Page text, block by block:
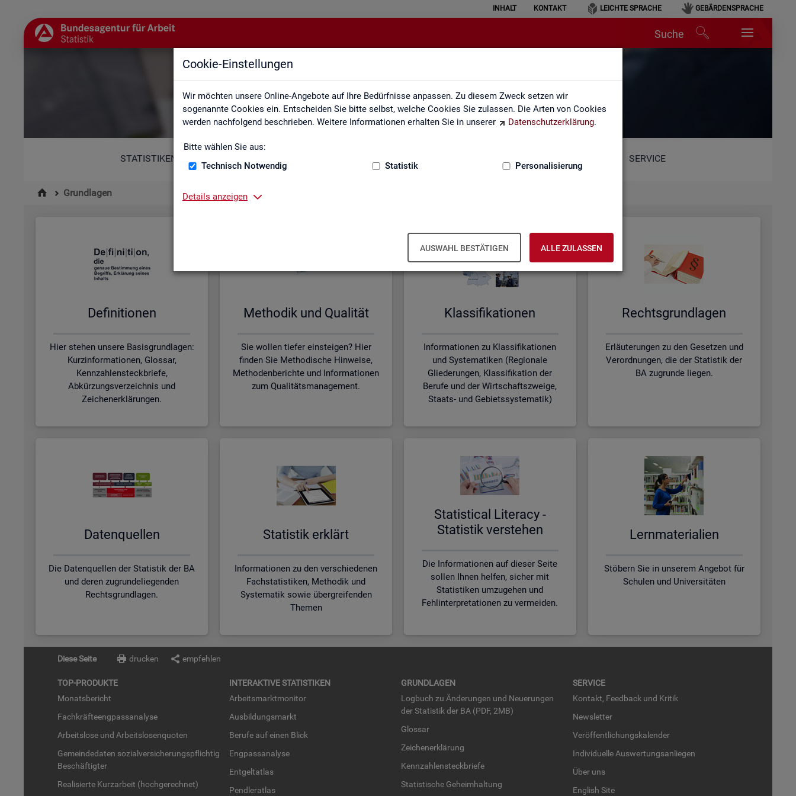
Cookie-Einstellungen
Wir möchten unsere Online-Angebote auf Ihre Bedürfnisse anpassen. Zu diesem Zweck setzen wir
sogenannte Cookies ein. Entscheiden Sie bitte selbst, welche Cookies Sie zulassen. Die Arten von Cookies
werden nachfolgend beschrieben. Weitere Informationen erhalten Sie in unserer
Datenschutzerklärung.
Bitte wählen Sie aus:
Technisch Notwendig
Statistik Personalisierung
Details anzeigen
AUSWAHL BESTÄTIGEN ALLE ZULASSEN
INHALT KONTAKT LEICHTE SPRACHE GEBÄRDENSPRACHE
Suche
Grundlagen
STATISTIKEN SERVICE
Grundlagen
De­fi­ni­tio­nen
Hier stehen unsere Basisgrundlagen:
Kurzinformationen, Glossar,
Kennzahlensteckbriefe,
Abkürzungsverzeichnis und
Zeichenerklärungen.
Me­tho­dik und Qua­li­tät
Sie wollen tiefer einsteigen? Hier
finden Sie Methodische Hinweise,
Methodenberichte und Informationen
zum Qualitätsmanagement.
Klas­si­fi­ka­tio­nen
Informationen zu Klassifikationen
und Systematiken (Regionale
Gliederungen, Klassifikation der
Berufe und der Wirtschaftszweige,
Staats- und Gebietssystematik)
Rechts­grund­la­gen
Erläuterungen zu den Gesetzen und
Verordnungen, die der Statistik der
BA zugrunde liegen.
Da­ten­quel­len
Die Datenquellen der Statistik der BA
und deren zugrundeliegenden
Rechtsgrundlagen.
Sta­tis­tik er­klärt
Informationen zu den verschiedenen
Fachstatistiken, Methodik und
Systematik sowie übergreifenden
Themen
Sta­ti­s­ti­cal Li­te­r­acy -
Sta­tis­tik ver­ste­hen
Die Informationen auf dieser Seite
sollen Ihnen helfen, sicher mit
Statistiken umzugehen und
Fehlinterpretationen zu vermeiden.
Lern­ma­te­ria­li­en
Stöbern Sie in unserem Angebot für
Schulen und Universitäten
Diese Seite drucken empfehlen
TOP-PRO­DUK­TE
Mo­nats­be­richt
Fach­kräf­te­eng­pass­ana­ly­se
Ar­beits­lo­se und Ar­beits­lo­sen­quo­ten
Ge­mein­de­da­ten so­zi­al­ver­si­che­rungs­pflich­tig
Be­schäf­tig­ter
Rea­li­sier­te Kurz­ar­beit (hoch­ge­rech­net)
IN­TER­AK­TI­VE STA­TIS­TI­KEN
Ar­beits­markt­mo­ni­tor
Aus­bil­dungs­markt
Be­ru­fe auf einen Blick
Eng­pass­ana­ly­se
Ent­gel­t­at­las
Pend­ler­at­las
GRUND­LA­GEN
Log­buch zu Än­de­run­gen und Neue­run­gen
der Sta­tis­tik der BA (PDF, 2MB)
Glos­sar
Zei­chen­er­klä­rung
Kenn­zah­len­steck­brie­fe
Sta­tis­ti­sche Ge­heim­hal­tung
SER­VICE
Kon­takt, Feed­back und Kri­tik
News­let­ter
Ver­öf­fent­li­chungs­ka­len­der
In­di­vi­du­el­le Aus­wer­tungs­an­lie­gen
Über uns
English Site